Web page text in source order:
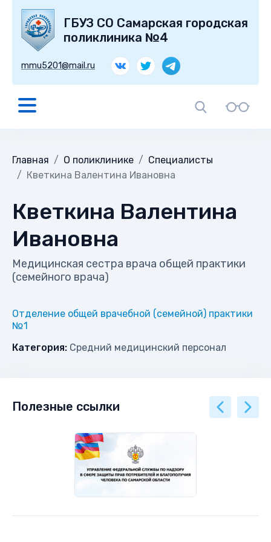
ГБУЗ СО Самарская городская
поликлиника №4
mmu5201@mail.ru
Главная О поликлинике
Специалисты
Кветкина Валентина Ивановна
Кветкина Валентина
Ивановна
Медицинская сестра врача общей практики
(семейного врача)
Отделение общей врачебной (семейной) практики
№1
Категория: Средний медицинский персонал
Полезные ссылки